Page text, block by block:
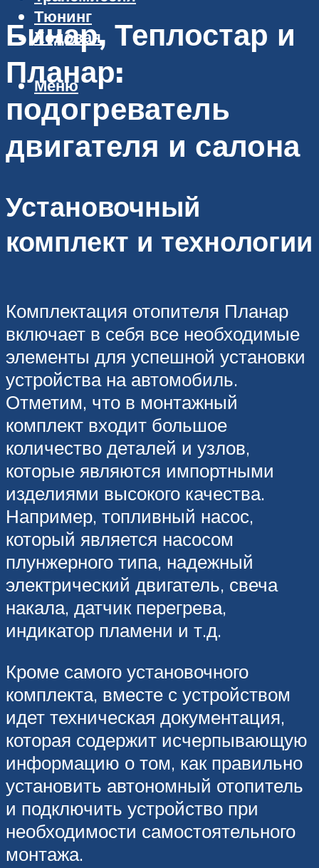
Тюнинг
Ходовая
Меню
Бинар, Теплостар и
Планар:
подогреватель
двигателя и салона
Установочный
комплект и технологии
Комплектация отопителя Планар
включает в себя все необходимые
элементы для успешной установки
устройства на автомобиль.
Отметим, что в монтажный
комплект входит большое
количество деталей и узлов,
которые являются импортными
изделиями высокого качества.
Например, топливный насос,
который является насосом
плунжерного типа, надежный
электрический двигатель, свеча
накала, датчик перегрева,
индикатор пламени и т.д.
Кроме самого установочного
комплекта, вместе с устройством
идет техническая документация,
которая содержит исчерпывающую
информацию о том, как правильно
установить автономный отопитель
и подключить устройство при
необходимости самостоятельного
монтажа.